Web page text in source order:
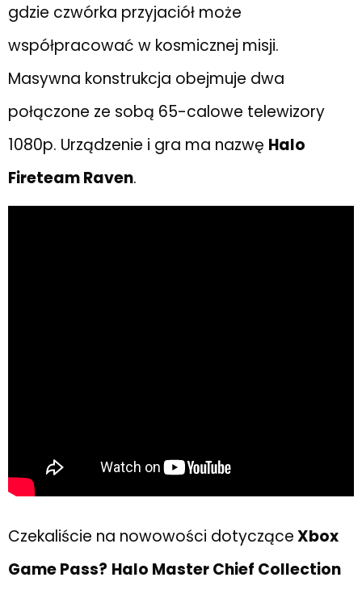
gdzie czwórka przyjaciół może
współpracować w kosmicznej misji.
Masywna konstrukcja obejmuje dwa
połączone ze sobą 65-calowe telewizory
1080p. Urządzenie i gra ma nazwę Halo
Fireteam Raven.
Czekaliście na nowowości dotycząceXbox
Game Pass? Halo Master Chief Collection